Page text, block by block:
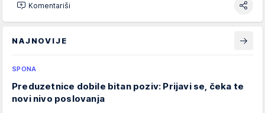
Komentariši
NAJNOVIJE
SPONA
Preduzetnice dobile bitan poziv: Prijavi se, čeka te
novi nivo poslovanja